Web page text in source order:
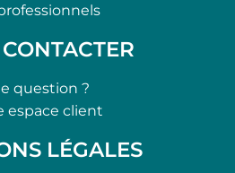
question ?
espace client
LÉGALES